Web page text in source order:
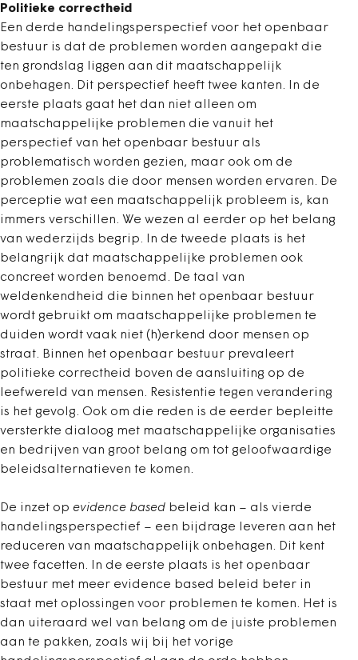
Politieke correctheid
Een derde handelingsperspectief voor het openbaar
bestuur is dat de problemen worden aangepakt die
ten grondslag liggen aan dit maatschappelijk
onbehagen. Dit perspectief heeft twee kanten. In de
eerste plaats gaat het dan niet alleen om
maatschappelijke problemen die vanuit het
perspectief van het openbaar bestuur als
problematisch worden gezien, maar ook om de
problemen zoals die door mensen worden ervaren. De
perceptie wat een maatschappelijk probleem is, kan
immers verschillen. We wezen al eerder op het belang
van wederzijds begrip. In de tweede plaats is het
belangrijk dat maatschappelijke problemen ook
concreet worden benoemd. De taal van
weldenkendheid die binnen het openbaar bestuur
wordt gebruikt om maatschappelijke problemen te
duiden wordt vaak niet (h)erkend door mensen op
straat. Binnen het openbaar bestuur prevaleert
politieke correctheid boven de aansluiting op de
leefwereld van mensen. Resistentie tegen verandering
is het gevolg. Ook om die reden is de eerder bepleitte
versterkte dialoog met maatschappelijke organisaties
en bedrijven van groot belang om tot geloofwaardige
beleidsalternatieven te komen.
De inzet op evidence based beleid kan – als vierde
handelingsperspectief – een bijdrage leveren aan het
reduceren van maatschappelijk onbehagen. Dit kent
twee facetten. In de eerste plaats is het openbaar
bestuur met meer evidence based beleid beter in
staat met oplossingen voor problemen te komen. Het is
dan uiteraard wel van belang om de juiste problemen
aan te pakken, zoals wij bij het vorige